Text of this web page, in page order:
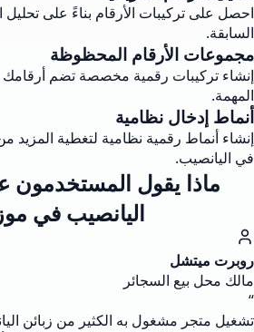
احصل على تركيبات الأرقام بناءً على تحليل
السابقة.
مجموعات الأرقام المحظوظة
إنشاء تركيبات رقمية مخصصة تضم أرقامك
المهمة.
أنماط إدخال نظامية
إنشاء أنماط رقمية نظامية لتغطية المزيد
في اليانصيب.
ماذا يقول المستخدمون
اليانصيب في
روبرت ميتشل
مالك محل بيع السجائر
“
تشغيل متجر مشغول به الكثير من زبائن